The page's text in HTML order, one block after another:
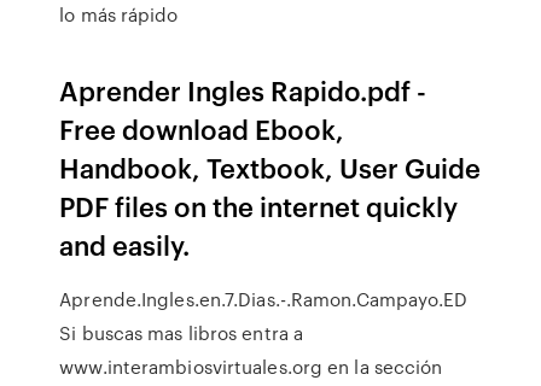
lo más rápido
Aprender Ingles Rapido.pdf -
Free download Ebook,
Handbook, Textbook, User Guide
PDF files on the internet quickly
and easily.
Aprende.Ingles.en.7.Dias.-.Ramon.Campayo.ED
Si buscas mas libros entra a
www.interambiosvirtuales.org en la sección